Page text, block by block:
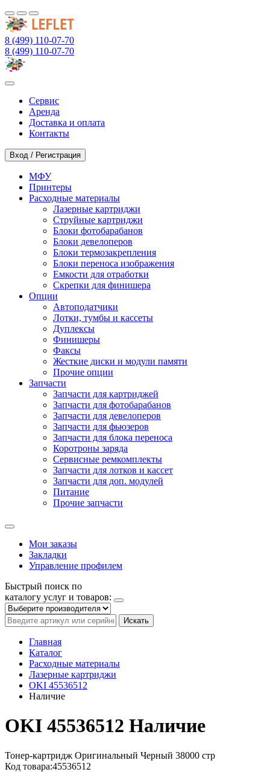
8 (499) 110-07-70
8 (499) 110-07-70
Сервис
Аренда
Доставка и оплата
Контакты
Вход / Регистрация
МФУ
Принтеры
Расходные материалы
Лазерные картриджи
Струйные картриджи
Блоки фотобарабанов
Блоки девелоперов
Блоки термозакрепления
Блоки переноса изображения
Емкости для отработки
Скрепки для финишера
Опции
Автоподатчики
Лотки, тумбы и кассеты
Дуплексы
Финишеры
Факсы
Жесткие диски и модули памяти
Прочие опции
Запчасти
Запчасти для картриджей
Запчасти для фотобарабанов
Запчасти для девелоперов
Запчасти для фьюзеров
Запчасти для блока переноса
Коротроны заряда
Сервисные ремкомплекты
Запчасти для лотков и кассет
Запчасти для доп. модулей
Питание
Прочие запчасти
Мои заказы
Закладки
Управление профилем
Быстрый поиск по
каталогу услуг и товаров:
Искать
Главная
Каталог
Расходные материалы
Лазерные картриджи
OKI 45536512
Наличие
OKI 45536512 Наличие
Тонер-картридж Оригинальный Черный 38000 стр
Код товара:45536512